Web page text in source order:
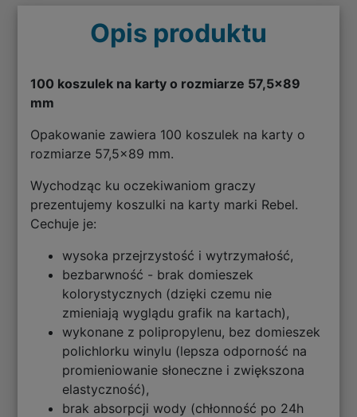
Opis produktu
100 koszulek na karty o rozmiarze 57,5x89
mm
Opakowanie zawiera 100 koszulek na karty o
rozmiarze 57,5x89 mm.
Wychodząc ku oczekiwaniom graczy
prezentujemy koszulki na karty marki Rebel.
Cechuje je:
wysoka przejrzystość i wytrzymałość,
bezbarwność - brak domieszek
kolorystycznych (dzięki czemu nie
zmieniają wyglądu grafik na kartach),
wykonane z polipropylenu, bez domieszek
polichlorku winylu (lepsza odporność na
promieniowanie słoneczne i zwiększona
elastyczność),
brak absorpcji wody (chłonność po 24h